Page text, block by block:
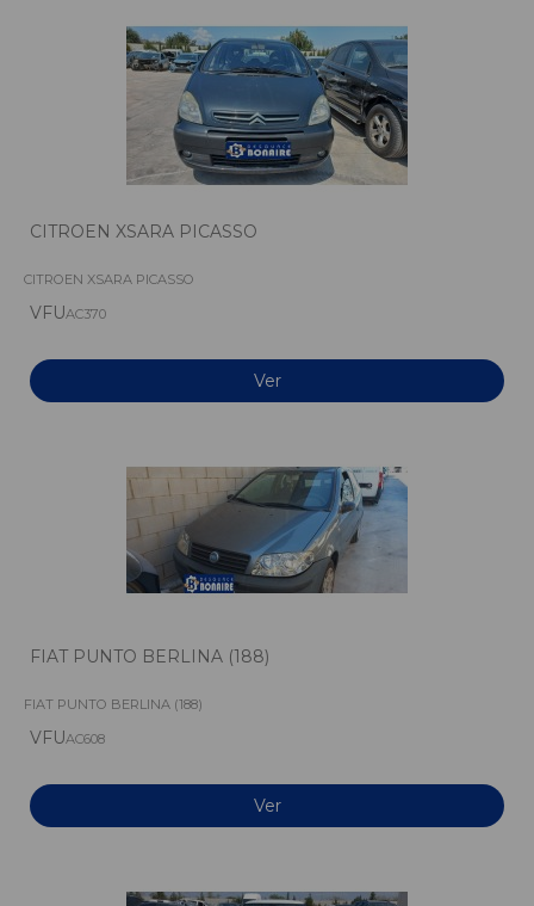
CITROEN XSARA PICASSO
CITROEN XSARA PICASSO
VFUAC370
Ver
FIAT PUNTO BERLINA (188)
FIAT PUNTO BERLINA (188)
VFUAC608
Ver